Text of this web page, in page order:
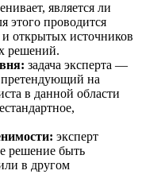
является ли
этого проводится
открытых источников
решений.
задача эксперта —
претендующий на
в данной области
эксперт
решение быть
в другом